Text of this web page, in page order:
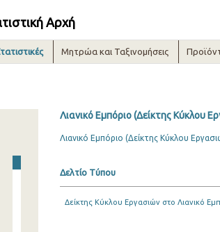
Αρχή
Μητρώα και Ταξινομήσεις
Λιανικό Εμπόριο (Δείκτης Κύκλου
Λιανικό Εμπόριο (Δείκτης Κύκλου
Δελτίο Τύπου
Δείκτης Κύκλου Εργασιών στο Λιανικό